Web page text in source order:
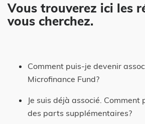
Impact
Investissez
Vous trouverez ici les
vous cherchez.
Comment puis-je devenir
Microfinance Fund?
Je suis déjà associé. Comment
des parts supplémentaires?